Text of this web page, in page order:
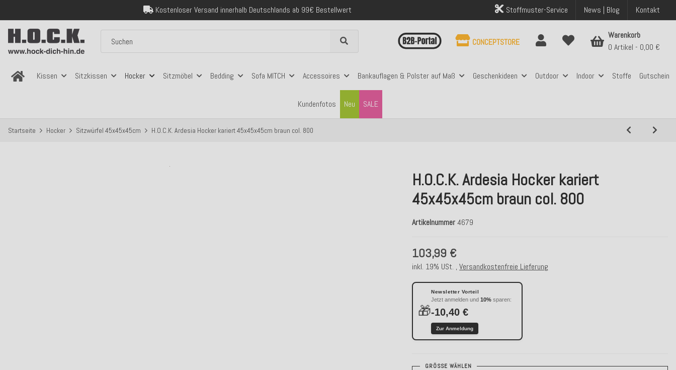
Über 120.000 erfolgreich versendete Bestellungen
Sicher bezahlen mit Klarna, PayPal & Amazon Pay
Stoffmuster-Service News | Blog Kontakt
Kissen Sitzkissen Hocker Sitzmöbel Bedding Sofa MITCH Accessoires Bankauflagen & Polster auf Maß Geschenkideen Outdoor Indoor Stoffe Gutschein
Kundenfotos SALE
Neu
CONCEPTSTORE
Warenkorb
0 Artikel
0,00 €
Startseite Hocker Sitzwürfel 45x45x45cm H.O.C.K. Ardesia Hocker kariert 45x45x45cm braun col. 800
H.O.C.K. Ardesia Hocker kariert
45x45x45cm braun col. 800
Artikelnummer4679
103,99 €
inkl. 19% USt. ,Versandkostenfreie Lieferung
🎁
Newsletter Vorteil
Jetzt anmelden und10% sparen:
-10,40 €
Zur Anmeldung
GRÖSSE WÄHLEN